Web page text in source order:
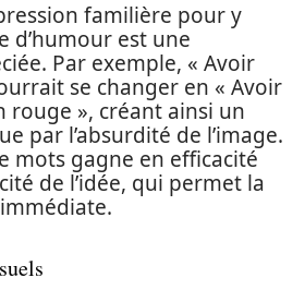
familière pour y
d’humour est une
Par exemple, « Avoir
se changer en « Avoir
rouge », créant ainsi un
par l’absurdité de l’image.
mots gagne en efficacité
de l’idée, qui permet la